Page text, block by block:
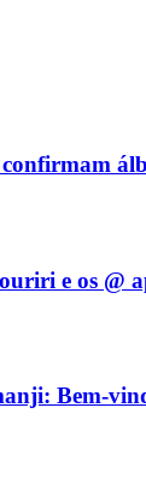
e os @
Bem-